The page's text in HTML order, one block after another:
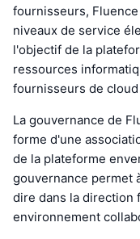
fournisseurs,
niveaux de service
l'objectif de la
ressources
fournisseurs de
La gouvernance de
forme d'une
de la plateforme
gouvernance permet
dire dans la direction
environnement